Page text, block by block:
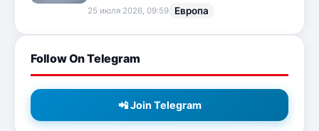
25 июля 2026, 09:59 Европа
Follow On Telegram
📲 Join Telegram